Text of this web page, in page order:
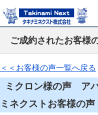
ご成約されたお客様
＜＜お客様の声一覧へ戻る
ミクロン様の声 ア
ミネクストお客様の声